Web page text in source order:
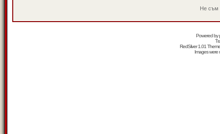
Не съм
Powered by
RedSilver 1.01
Images were